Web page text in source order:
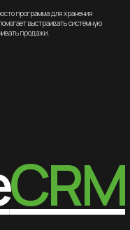
программа для хранения
выстраивать системную
продажи.